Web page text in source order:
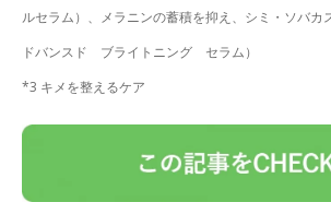
ルセラム）、メラニンの蓄積を抑え、シミ・ソバ
ドバンスド ブライトニング セラム）
*3 キメを整えるケア